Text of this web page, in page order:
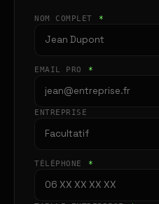
NOM COMPLET *
EMAIL PRO *
ENTREPRISE
TÉLÉPHONE *